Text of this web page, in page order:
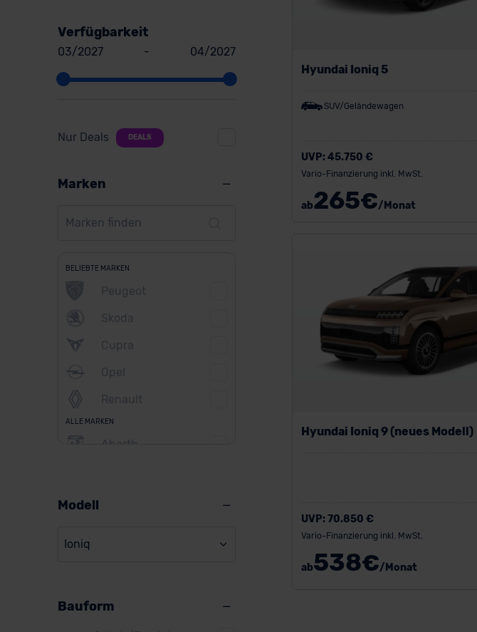
Verfügbarkeit
03/2027 - 04/2027
Nur Deals DEALS
Marken
BELIEBTE MARKEN
Peugeot
Skoda
Cupra
Opel
Renault
ALLE MARKEN
Abarth
Citroen
Modell
Ioniq
Bauform
Hyundai Ioniq 5
SUV/Geländewagen
UVP: 45.750 €
Vario-Finanzierung inkl. MwSt.
ab265€/Monat
Hyundai Ioniq 9 (neues Modell)
UVP: 70.850 €
Vario-Finanzierung inkl. MwSt.
ab538€/Monat